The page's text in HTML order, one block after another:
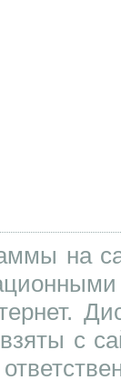
на
с